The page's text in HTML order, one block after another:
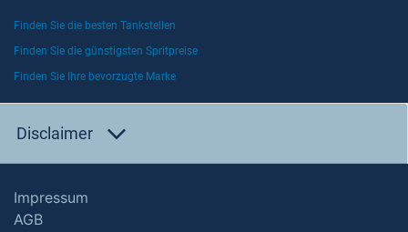
Finden Sie die besten Tankstellen
Finden Sie die günstigsten Spritpreise
Finden Sie Ihre bevorzugte Marke
Disclaimer
Impressum
AGB